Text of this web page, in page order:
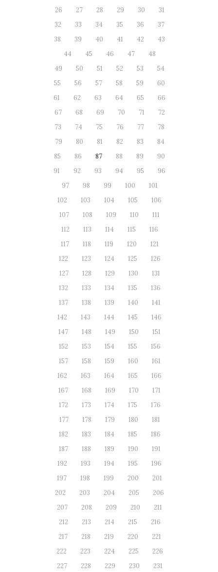
26
27 28 29 30
31
32
33 34 35 36
37
38
39 40 41 42
43
44
45 46 47
48
49
50 51 52 53
54
55
56 57 58 59
60
61
62 63 64 65
66
67
68 69 70 71
72
73
74 75 76 77
78
79
80 81 82 83
84
85
86 87 88 89
90
91
92 93 94 95
96
97
98 99 100
101
102
103 104 105
106
107
108 109 110
111
112
113 114 115
116
117
118 119 120
121
122
123 124 125
126
127
128 129 130
131
132
133 134 135
136
137
138 139 140
141
142
143 144 145
146
147
148 149 150
151
152
153 154 155
156
157
158 159 160
161
162
163 164 165
166
167
168 169 170
171
172
173 174 175
176
177
178 179 180
181
182
183 184 185
186
187
188 189 190
191
192
193 194 195
196
197
198 199 200
201
202
203 204 205
206
207
208 209 210
211
212
213 214 215
216
217
218 219 220
221
222
223 224 225
226
227
228 229 230
231